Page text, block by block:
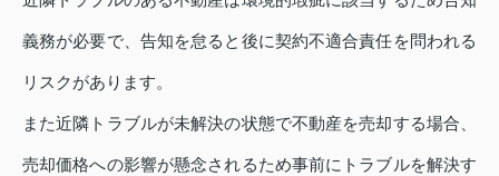
義務が必要で、告知を怠ると後に契約不適合責任を問われる
リスクがあります。
また近隣トラブルが未解決の状態で不動産を売却する場合、
売却価格への影響が懸念されるため事前にトラブルを解決す